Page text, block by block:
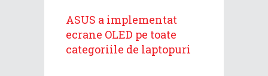
ASUS a implementat
ecrane OLED pe toate
categoriile de laptopuri